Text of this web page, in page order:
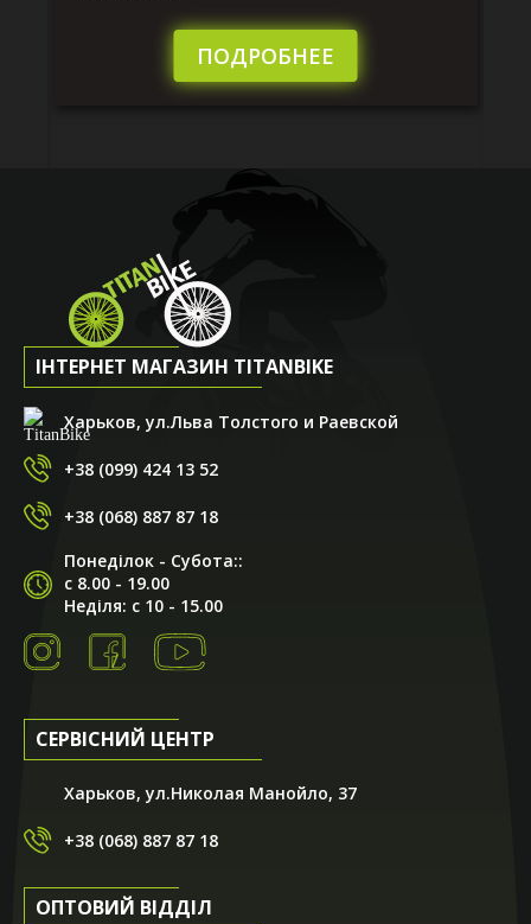
ПОДРОБНЕЕ
ІНТЕРНЕТ МАГАЗИН TITANBIKE
Харьков, ул.Льва Толстого и Раевской
+38 (099) 424 13 52
+38 (068) 887 87 18
Понеділок - Субота::
с 8.00 - 19.00
Неділя: с 10 - 15.00
СЕРВІСНИЙ ЦЕНТР
Харьков, ул.Николая Манойло, 37
+38 (068) 887 87 18
ОПТОВИЙ ВІДДІЛ